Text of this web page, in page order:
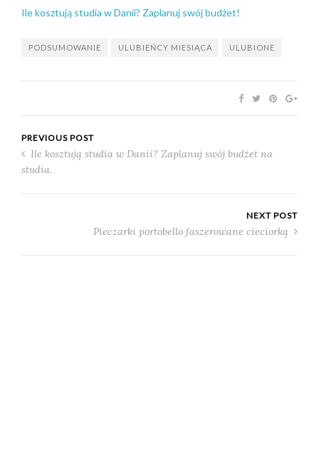
Ile kosztują studia w Danii? Zaplanuj swój budżet!
PODSUMOWANIE ULUBIEŃCY MIESIĄCA ULUBIONE
PREVIOUS POST
Ile kosztują studia w Danii? Zaplanuj swój budżet na
studia.
NEXT POST
Pieczarki portobello faszerowane cieciorką